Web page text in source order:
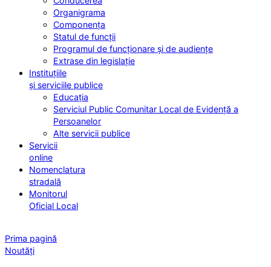
Organigrama
Componența
Statul de funcții
Programul de funcționare și de audiențe
Extrase din legislație
Instituțiile
și serviciile publice
Educația
Serviciul Public Comunitar Local de Evidență a
Persoanelor
Alte servicii publice
Servicii
online
Nomenclatura
stradală
Monitorul
Oficial Local
Prima pagină
Noutăți